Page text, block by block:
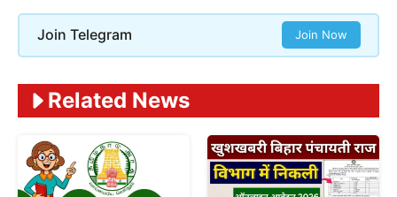
Join Telegram Join Now
Related News